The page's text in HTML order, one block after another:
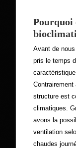
Pourquoi
Avant de
pris le temps
structure est
climatiques.
avons la
ventilation
chaudes